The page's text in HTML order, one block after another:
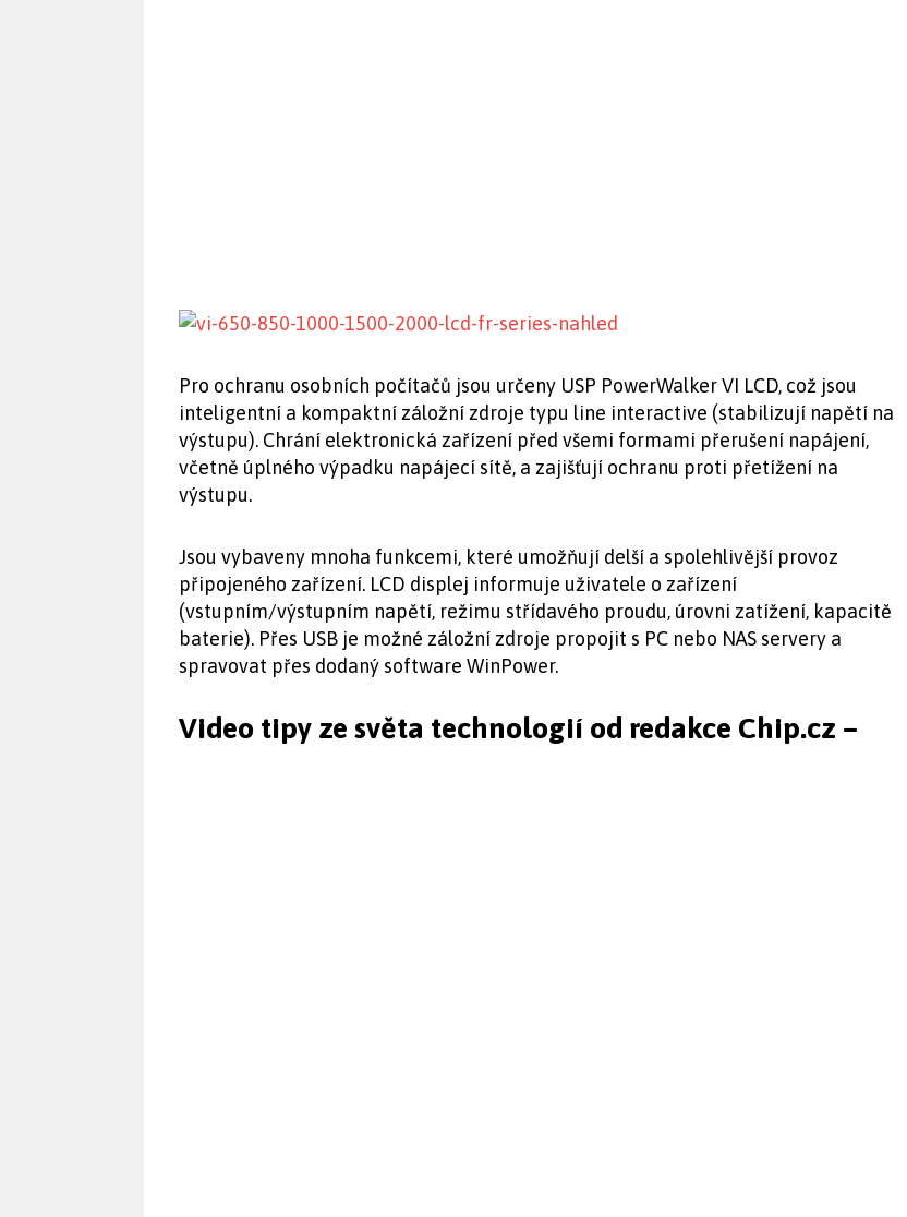
Pro ochranu osobních počítačů jsou určeny USP PowerWalker VI LCD, což jsou
inteligentní a kompaktní záložní zdroje typu line interactive (stabilizují napětí na
výstupu). Chrání elektronická zařízení před všemi formami přerušení napájení,
včetně úplného výpadku napájecí sítě, a zajišťují ochranu proti přetížení na
výstupu.
Jsou vybaveny mnoha funkcemi, které umožňují delší a spolehlivější provoz
připojeného zařízení. LCD displej informuje uživatele o zařízení
(vstupním/výstupním napětí, režimu střídavého proudu, úrovni zatížení, kapacitě
baterie). Přes USB je možné záložní zdroje propojit s PC nebo NAS servery a
spravovat přes dodaný software WinPower.
Video tipy ze světa technologií od redakce Chip.cz –